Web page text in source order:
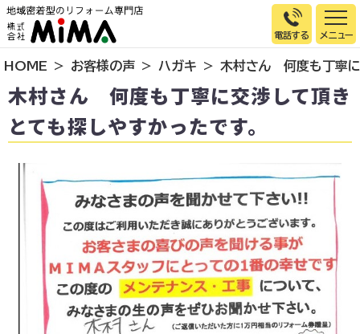
電話する
トップページ
選ばれる理由
施工事例
イベント情報
店舗＆モデルハウス紹介
スタッフ紹介
リフォームの流れ
お知らせ
HOME お客様の声 ハガキ 木村さん 何度も丁寧に
木村さん 何度も丁寧に交渉して頂き
とても探しやすかったです。